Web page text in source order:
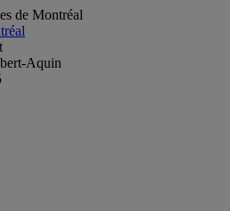
de Montréal
Aquin